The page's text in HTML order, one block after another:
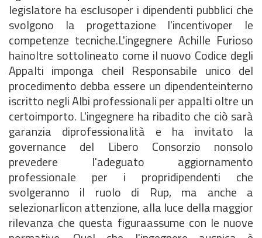
legislatore ha esclusoper i dipendenti pubblici che
svolgono la progettazione l'incentivoper le
competenze tecniche.L'ingegnere Achille Furioso
hainoltre sottolineato come il nuovo Codice degli
Appalti imponga cheil Responsabile unico del
procedimento debba essere un dipendenteinterno
iscritto negli Albi professionali per appalti oltre un
certoimporto. L'ingegnere ha ribadito che ciò sarà
garanzia diprofessionalità e ha invitato la
governance del Libero Consorzio nonsolo
prevedere l'adeguato aggiornamento
professionale per i propridipendenti che
svolgeranno il ruolo di Rup, ma anche a
selezionarlicon attenzione, alla luce della maggior
rilevanza che questa figuraassume con le nuove